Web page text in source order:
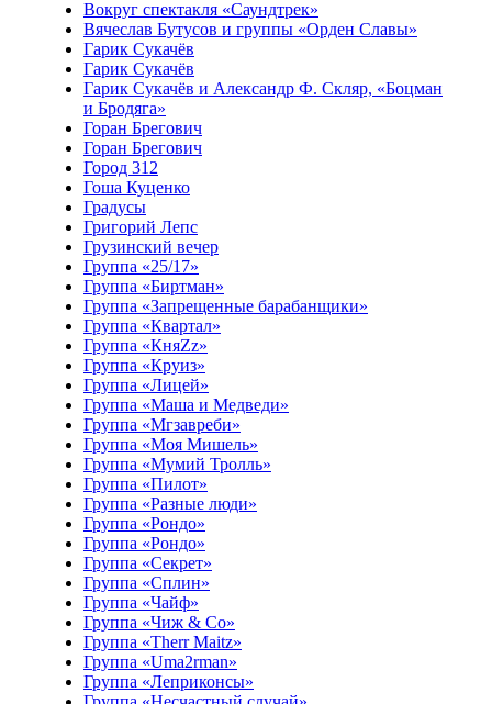
Вокруг спектакля «Саундтрек»
Вячеслав Бутусов и группы «Орден Славы»
Гарик Сукачёв
Гарик Сукачёв
Гарик Сукачёв и Александр Ф. Скляр, «Боцман
и Бродяга»
Горан Брегович
Горан Брегович
Город 312
Гоша Куценко
Градусы
Григорий Лепс
Грузинский вечер
Группа «25/17»
Группа «Биртман»
Группа «Запрещенные барабанщики»
Группа «Квартал»
Группа «КняZz»
Группа «Круиз»
Группа «Лицей»
Группа «Маша и Медведи»
Группа «Мгзавреби»
Группа «Моя Мишель»
Группа «Мумий Тролль»
Группа «Пилот»
Группа «Разные люди»
Группа «Рондо»
Группа «Рондо»
Группа «Секрет»
Группа «Сплин»
Группа «Чайф»
Группа «Чиж & Co»
Группа «Therr Maitz»
Группа «Uma2rman»
Группа «Леприконсы»